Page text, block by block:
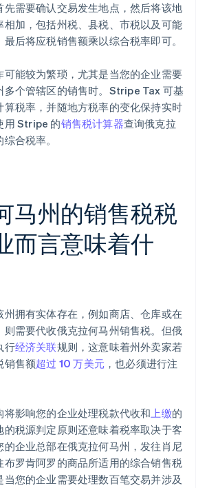
先需要确认交易发生地点，然后将该地
相加，包括州税、县税、市税以及可能
后将应税销售额乘以综合税率即可。
可能较为繁琐，尤其是当您的企业需要
多个管辖区的销售时。Stripe Tax 可基
算税率，并随地方税率的变化保持实时
用 Stripe 的销售税计算器查询俄克拉
合税率。
马州的销售税税
而言意味着什
州拥有实体存在，例如商店、仓库或在
则需要代收俄克拉何马州销售税。但俄
行经济关联规则，这意味着州外卖家若
销售额超过 10 万美元 ，也必须进行注
将影响您的企业处理税款代收和上缴的
的税源判定原则还意味着税率取决于客
的企业总部在俄克拉何马州，发往肖尼
布罗肯阿罗的商品所适用的综合销售税
您的企业需要处理数百笔交易并涉及